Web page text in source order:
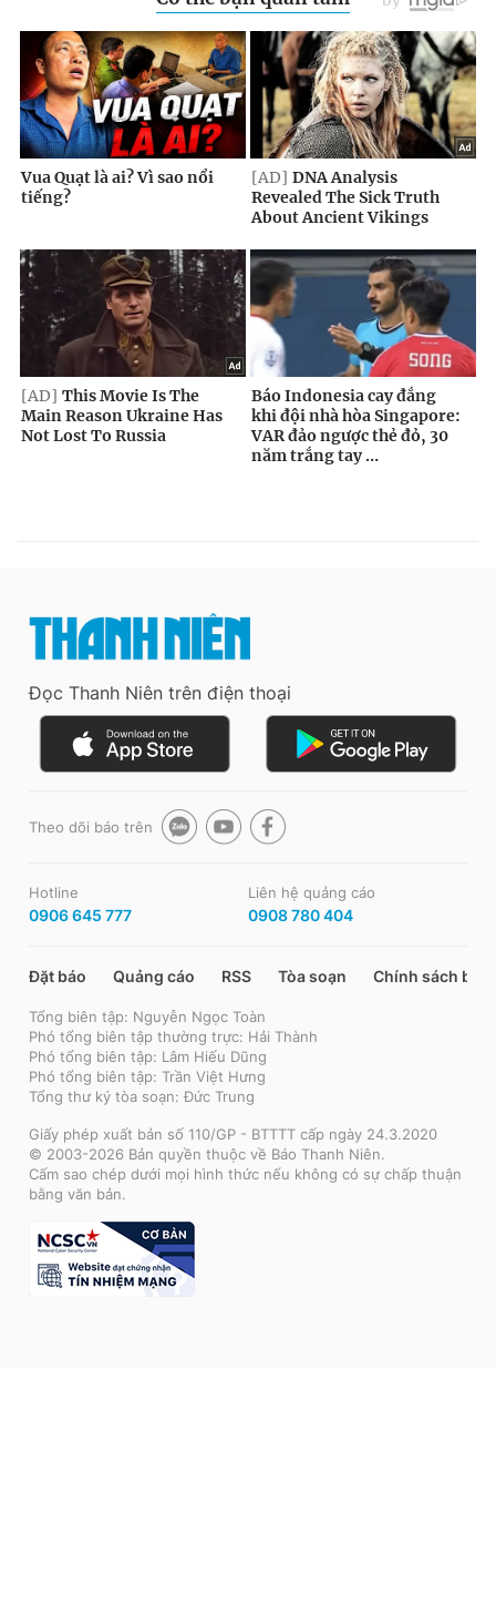
Đọc Thanh Niên trên điện thoại
Theo dõi báo trên
Hotline
0906 645 777
Liên hệ quảng cáo
0908 780 404
Đặt báo Quảng cáo RSS Tòa soạn Chính sách bảo
Tổng biên tập: Nguyễn Ngọc Toàn
Phó tổng biên tập thường trực: Hải Thành
Phó tổng biên tập: Lâm Hiếu Dũng
Phó tổng biên tập: Trần Việt Hưng
Tổng thư ký tòa soạn: Đức Trung
Giấy phép xuất bản số 110/GP - BTTTT cấp ngày 24.3.2020
© 2003-2026 Bản quyền thuộc về Báo Thanh Niên.
Cấm sao chép dưới mọi hình thức nếu không có sự chấp thuận
bằng văn bản.